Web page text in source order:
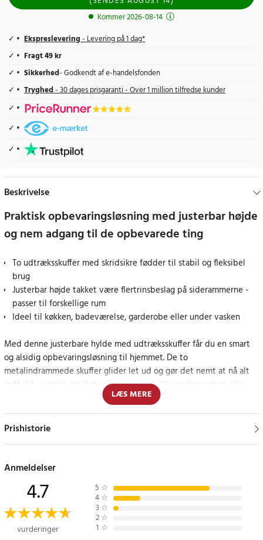
Kommer 2026-08-14
Ekspreslevering- Levering på 1 dag*
Fragt 49 kr
Sikkerhed- Godkendt af e-handelsfonden
Tryghed- 30 dages prisgaranti - Over 1 million tilfredse kunder
Beskrivelse
Praktisk opbevaringsløsning med justerbar højde
og nem adgang til de opbevarede ting
To udtræksskuffer med skridsikre fødder til stabil og fleksibel
brug
Justerbar højde takket være flertrinsbeslag på siderammerne -
passer til forskellige rum
Ideel til køkken, badeværelse, garderobe eller under vasken
Med denne justerbare hylde med udtræksskuffer får du en smart
og alsidig opbevaringsløsning til hjemmet. De to
metalindrammede skuffer glider let ud og gør det nemt at nå alt
indhold - uanset om det er rengøringsmidler under vasken eller
toiletartikler på badeværelset.
Takket være de fire justeringspositioner på siderammerne kan du
hinanden for at maksimere pladsen.
Hver skuffe er udstyret med en holdbar og rengøringsvenlig PP-
skive, som giver en flad overflade og holder mindre ting på plads.
Den robuste metalramme står solidt på fire skridsikre plastfødder,
der beskytter overfladen og forhindrer, at den glider.
LÆS MERE
Prishistorie
Anmeldelser
4.7
vurderinger
5 ☆
4 ☆
3 ☆
2 ☆
1 ☆